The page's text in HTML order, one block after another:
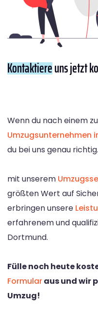
Kontaktiereuns jetzt
Wenn du nach einem
Umzugsunternehmen
du bei uns genau richtig.
mit unserem
größten Wert auf
erbringen unsere
erfahrenem und
Dortmund.
Fülle noch heute
Formularaus und wir
Umzug!